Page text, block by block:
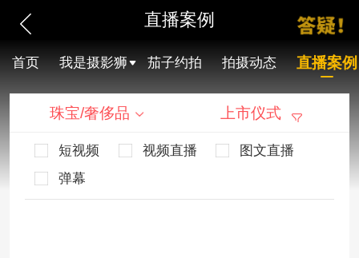
直播案例
首页 我是摄影狮 茄子约拍 拍摄动态 直播案例
珠宝/奢侈品 上市仪式
短视频 视频直播
图文直播
弹幕